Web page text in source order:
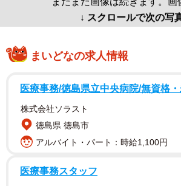
↓ スクロールで次の写
まいどなの求人情報
医療事務/徳島県立中央病院/無資格
株式会社ソラスト
徳島県 徳島市
アルバイト・パート：時給1,100円
医療事務スタッフ